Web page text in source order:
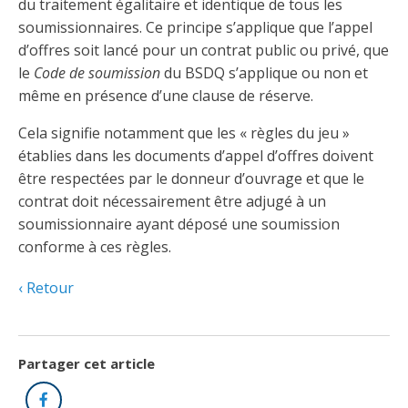
Découvrez notre campagne de
sensibilisation
Trouver un entrepreneur
Déposer une plainte
Comment choisir un entrepreneur électricien
Découvrir l'espace Entrepreneurs
électriciens
Hydro-Québec
Ce
lien
s’ouvrira
dans
une
fenêtre
Quiz de la semaine
Ressources informationnelles
Découvrir l'espace Devenir
entrepreneur
Service Démarrer une entreprise
Ce
lien
s’ouvrira
dans
une
fenêtre
Documents
Formulaires, guides et autres documents
Demande de délivrance ou de modification d’une
licence d’entrepreneur
Découvrir l'espace La CMEQ
À propos de la CMEQ
Mission et historique
Le personnel de la CMEQ
Découvrir l'espace Formation continue
Déclarer mes heures de FCO
Ce
lien
s’ouvrira
dans
une
fenêtre
Centre d'expertise et de formation
Offre de formation de la CMEQ
du traitement égalitaire et identique de tous les
soumissionnaires. Ce principe s’applique que l’appel
d’offres soit lancé pour un contrat public ou privé, que
le Code de soumissiondu BSDQ s’applique ou non et
même en présence d’une clause de réserve.
Cela signifie notamment que les « règles du jeu »
établies dans les documents d’appel d’offres doivent
être respectées par le donneur d’ouvrage et que le
contrat doit nécessairement être adjugé à un
soumissionnaire ayant déposé une soumission
conforme à ces règles.
Retour
Partager cet article
Facebook